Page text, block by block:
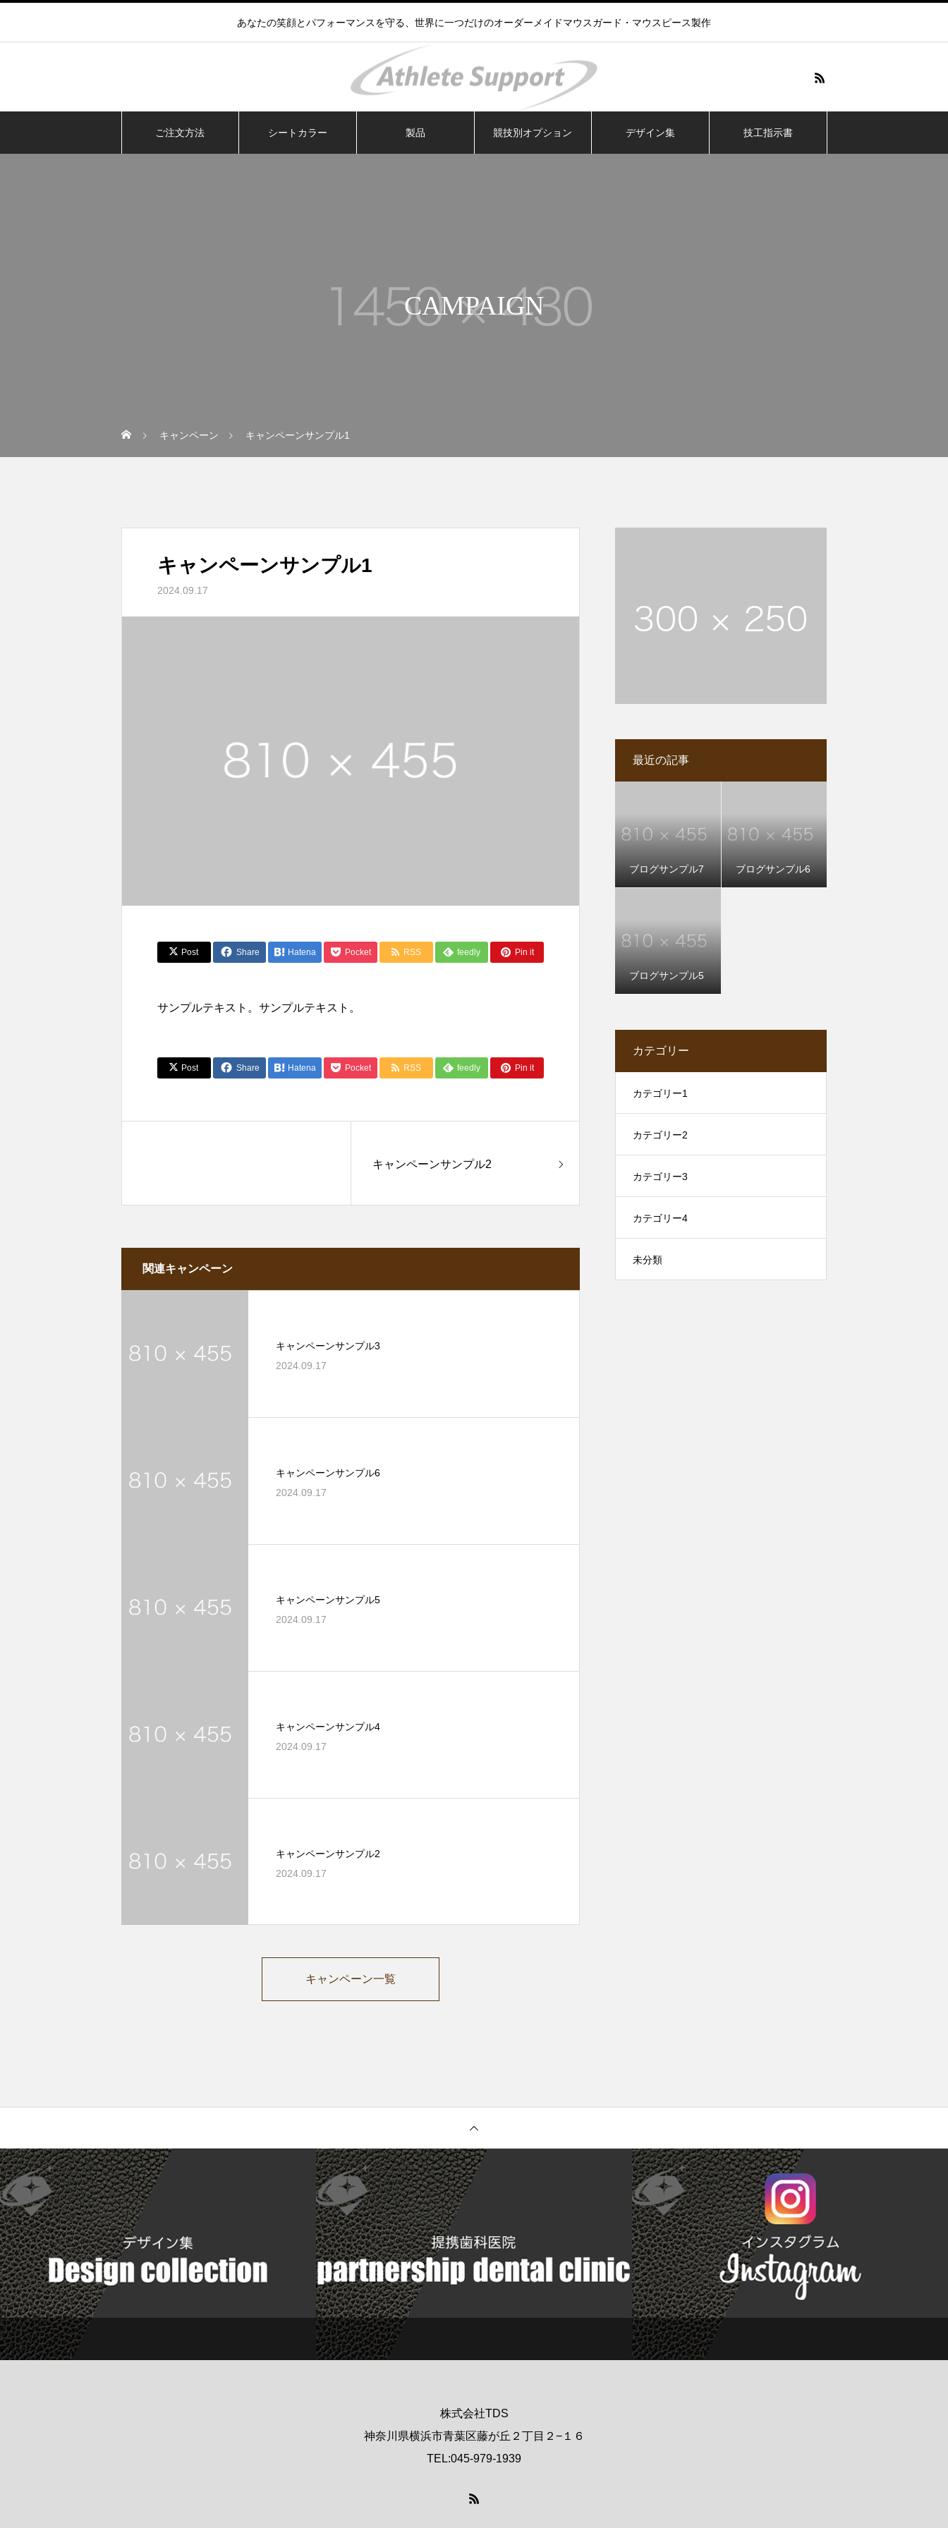
あなたの笑顔とパフォーマンスを守る、世界に一つだけのオーダーメイドマウスガード・マウスピース製作
ご注文方法 シートカラー 製品 競技別オプション デザイン集 技工指示書
CAMPAIGN
キャンペーン キャンペーンサンプル1
キャンペーンサンプル1
2024.09.17
Post Share Hatena Pocket RSS feedly Pin it
サンプルテキスト。サンプルテキスト。
Post Share Hatena Pocket RSS feedly Pin it
キャンペーンサンプル2
関連キャンペーン
キャンペーンサンプル3
2024.09.17
キャンペーンサンプル6
2024.09.17
キャンペーンサンプル5
2024.09.17
キャンペーンサンプル4
2024.09.17
キャンペーンサンプル2
2024.09.17
キャンペーン一覧
最近の記事
ブログサンプル7 ブログサンプル6
ブログサンプル5
カテゴリー
カテゴリー1
カテゴリー2
カテゴリー3
カテゴリー4
未分類
株式会社TDS
神奈川県横浜市青葉区藤が丘２丁目２−１６
TEL:045-979-1939